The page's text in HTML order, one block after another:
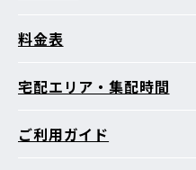
料金表
宅配エリア・集配時間
ご利用ガイド